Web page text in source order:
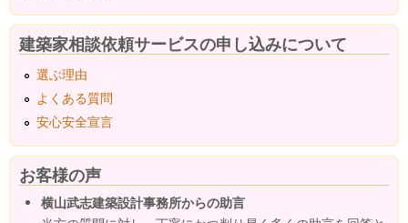
建築家相談依頼サービスの申し込みについて
選ぶ理由
よくある質問
安心安全宣言
お客様の声
横山武志建築設計事務所からの助言